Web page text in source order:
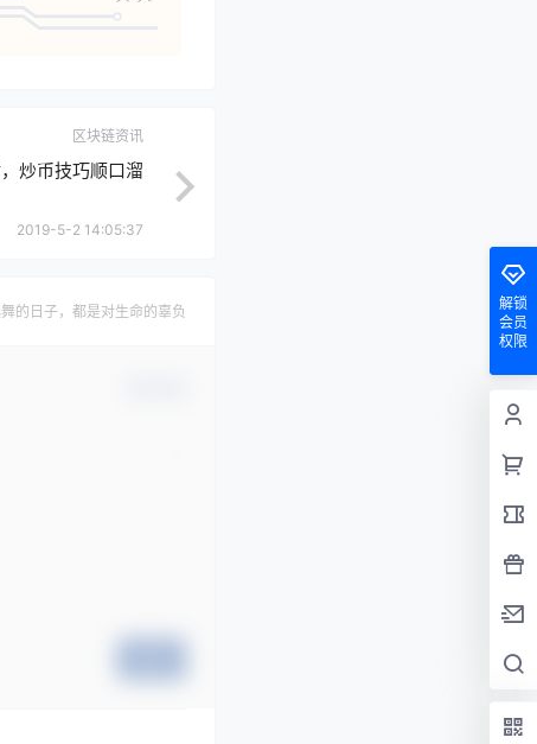
区块链资讯
炒币技巧顺口溜
2019-5-2 14:05:37
的日子，都是对生命的辜负
解锁
会员
权限